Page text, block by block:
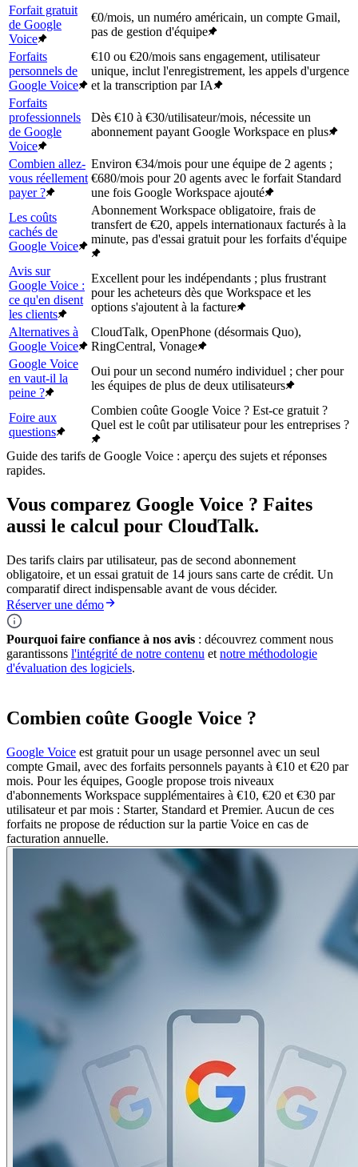
Forfait gratuit
de Google
Voice
€0/mois, un numéro américain, un compte Gmail,
pas de gestion d'équipe
Forfaits
personnels de
Google Voice
€10 ou €20/mois sans engagement, utilisateur
unique, inclut l'enregistrement, les appels d'urgence
et la transcription par IA
Forfaits
professionnels
de Google
Voice
Dès €10 à €30/utilisateur/mois, nécessite un
abonnement payant Google Workspace en plus
Combien allez-
vous réellement
payer ?
Environ €34/mois pour une équipe de 2 agents ;
€680/mois pour 20 agents avec le forfait Standard
une fois Google Workspace ajouté
Les coûts
cachés de
Google Voice
Abonnement Workspace obligatoire, frais de
transfert de €20, appels internationaux facturés à la
minute, pas d'essai gratuit pour les forfaits d'équipe
Avis sur
Google Voice :
ce qu'en disent
les clients
Excellent pour les indépendants ; plus frustrant
pour les acheteurs dès que Workspace et les
options s'ajoutent à la facture
Alternatives à
Google Voice
CloudTalk, OpenPhone (désormais Quo),
RingCentral, Vonage
Google Voice
en vaut-il la
peine ?
Oui pour un second numéro individuel ; cher pour
les équipes de plus de deux utilisateurs
Foire aux
questions
Combien coûte Google Voice ? Est-ce gratuit ?
Quel est le coût par utilisateur pour les entreprises ?
Guide des tarifs de Google Voice : aperçu des sujets et réponses
rapides.
Vous comparez Google Voice ? Faites
aussi le calcul pour CloudTalk.
Des tarifs clairs par utilisateur, pas de second abonnement
obligatoire, et un essai gratuit de 14 jours sans carte de crédit. Un
comparatif direct indispensable avant de vous décider.
Réserver une démo
Pourquoi faire confiance à nos avis : découvrez comment nous
garantissons l'intégrité de notre contenu et notre méthodologie
d'évaluation des logiciels.
Combien coûte Google Voice ?
Google Voice est gratuit pour un usage personnel avec un seul
compte Gmail, avec des forfaits personnels payants à €10 et €20 par
mois. Pour les équipes, Google propose trois niveaux
d'abonnements Workspace supplémentaires à €10, €20 et €30 par
utilisateur et par mois : Starter, Standard et Premier. Aucun de ces
forfaits ne propose de réduction sur la partie Voice en cas de
facturation annuelle.